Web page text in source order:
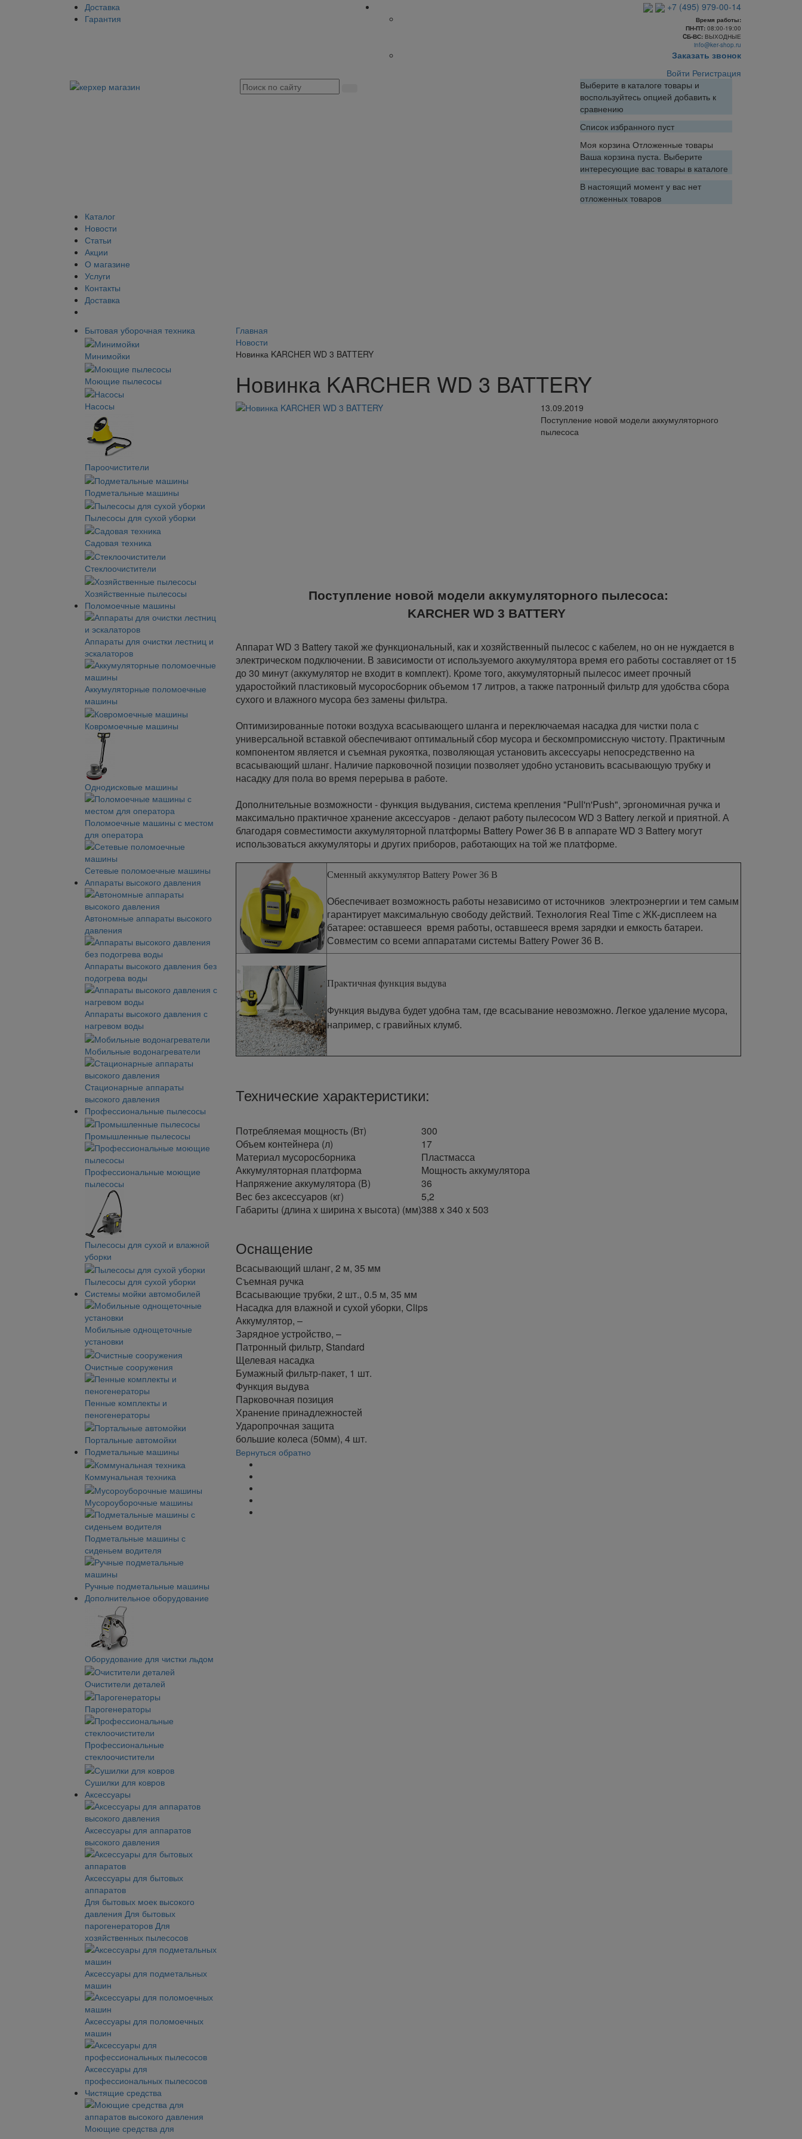
Доставка
Гарантия
+7 (495) 979-00-14
Время работы:
ПН-ПТ: 08:00-19:00
CБ-ВС: ВЫХОДНЫЕ
info@ker-shop.ru
Заказать звонок
Войти Регистрация
Выберите в каталоге товары и
воспользуйтесь опцией добавить к
сравнению
Список избранного пуст
Моя корзина Отложенные товары
Ваша корзина пуста. Выберите
интересующие вас товары в каталоге
В настоящий момент у вас нет
отложенных товаров
Каталог
Новости
Статьи
Акции
О магазине
Услуги
Контакты
Доставка
Бытовая уборочная техника
Минимойки
Моющие пылесосы
Насосы
Пароочистители
Подметальные машины
Пылесосы для сухой уборки
Садовая техника
Стеклоочистители
Хозяйственные пылесосы
Поломоечные машины
Аппараты для очистки лестниц и
эскалаторов
Аккумуляторные поломоечные
машины
Ковромоечные машины
Однодисковые машины
Поломоечные машины с местом
для оператора
Сетевые поломоечные машины
Аппараты высокого давления
Автономные аппараты высокого
давления
Аппараты высокого давления без
подогрева воды
Аппараты высокого давления с
нагревом воды
Мобильные водонагреватели
Стационарные аппараты
высокого давления
Профессиональные пылесосы
Промышленные пылесосы
Профессиональные моющие
пылесосы
Пылесосы для сухой и влажной
уборки
Пылесосы для сухой уборки
Системы мойки автомобилей
Мобильные однощеточные
установки
Очистные сооружения
Пенные комплекты и
пеногенераторы
Портальные автомойки
Подметальные машины
Коммунальная техника
Мусороуборочные машины
Подметальные машины с
сиденьем водителя
Ручные подметальные машины
Дополнительное оборудование
Оборудование для чистки льдом
Очистители деталей
Парогенераторы
Профессиональные
стеклоочистители
Сушилки для ковров
Аксессуары
Аксессуары для аппаратов
высокого давления
Аксессуары для бытовых
аппаратов
Для бытовых моек высокого
давления Для бытовых
парогенераторов Для
хозяйственных пылесосов
Аксессуары для подметальных
машин
Аксессуары для поломоечных
машин
Аксессуары для
профессиональных пылесосов
Чистящие средства
Моющие средства для
Главная
Новости
Новинка KARCHER WD 3 BATTERY
Новинка KARCHER WD 3 BATTERY
13.09.2019
Поступление новой модели аккумуляторного
пылесоса
Поступление новой модели аккумуляторного пылесоса:
KARCHER WD 3 BATTERY
Аппарат WD 3 Battery такой же функциональный, как и хозяйственный пылесос с кабелем, но он не нуждается в
электрическом подключении. В зависимости от используемого аккумулятора время его работы составляет от 15
до 30 минут (аккумулятор не входит в комплект). Кроме того, аккумуляторный пылесос имеет прочный
ударостойкий пластиковый мусоросборник объемом 17 литров, а также патронный фильтр для удобства сбора
сухого и влажного мусора без замены фильтра.
Оптимизированные потоки воздуха всасывающего шланга и переключаемая насадка для чистки пола с
универсальной вставкой обеспечивают оптимальный сбор мусора и бескомпромиссную чистоту. Практичным
компонентом является и съемная рукоятка, позволяющая установить аксессуары непосредственно на
всасывающий шланг. Наличие парковочной позиции позволяет удобно установить всасывающую трубку и
насадку для пола во время перерыва в работе.
Дополнительные возможности - функция выдувания, система крепления "Pull'n'Push", эргономичная ручка и
максимально практичное хранение аксессуаров - делают работу пылесосом WD 3 Battery легкой и приятной. А
благодаря совместимости аккумуляторной платформы Battery Power 36 В в аппарате WD 3 Battery могут
использоваться аккумуляторы и других приборов, работающих на той же платформе.
Сменный аккумулятор Battery Power 36 В
Обеспечивает возможность работы независимо от источников электроэнергии и тем самым
гарантирует максимальную свободу действий. Технология Real Time с ЖК-дисплеем на
батарее: оставшееся время работы, оставшееся время зарядки и емкость батареи.
Совместим со всеми аппаратами системы Battery Power 36 В.
Практичная функция выдува
Функция выдува будет удобна там, где всасывание невозможно. Легкое удаление мусора,
например, с гравийных клумб.
Технические характеристики:
Потребляемая мощность (Вт)
300
Объем контейнера (л)
17
Материал мусоросборника
Пластмасса
Аккумуляторная платформа
Мощность аккумулятора
Напряжение аккумулятора (В)
36
Вес без аксессуаров (кг)
5,2
Габариты (длина х ширина х высота) (мм)388 x 340 x 503
Оснащение
Всасывающий шланг, 2 м, 35 мм
Съемная ручка
Всасывающие трубки, 2 шт., 0.5 м, 35 мм
Насадка для влажной и сухой уборки, Clips
Аккумулятор, –
Зарядное устройство, –
Патронный фильтр, Standard
Щелевая насадка
Бумажный фильтр-пакет, 1 шт.
Функция выдува
Парковочная позиция
Хранение принадлежностей
Ударопрочная защита
большие колеса (50мм), 4 шт.
Вернуться обратно